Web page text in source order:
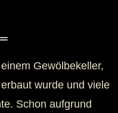
Gewölbekeller,
wurde und viele
Schon aufgrund